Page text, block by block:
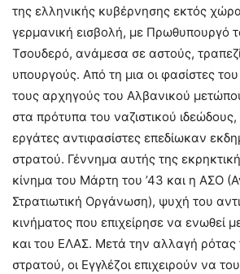
της ελληνικής κυβέρνησης εκτός
γερμανική εισβολή, με Πρωθυπουργό
Τσουδερό, ανάμεσα σε αστούς,
υπουργούς. Από τη μια οι φασίστες
τους αρχηγούς του Αλβανικού
στα πρότυπα του ναζιστικού
εργάτες αντιφασίστες επεδίωκαν
στρατού. Γέννημα αυτής της
κίνημα του Μάρτη του ’43 και η ΑΣΟ
Στρατιωτική Οργάνωση), ψυχή του
κινήματος που επιχείρησε να ενωθεί
και του ΕΛΑΣ. Μετά την αλλαγή ρότας
στρατού, οι Εγγλέζοι επιχειρούν να